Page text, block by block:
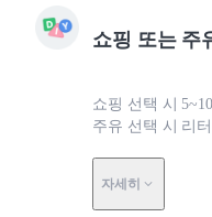
쇼핑 또는 주
쇼핑 선택 시
주유 선택 시 리
자세히